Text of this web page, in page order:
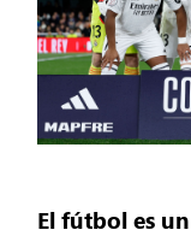
El fútbol es